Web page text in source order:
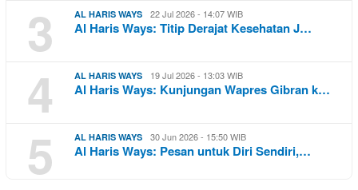
3 AL HARIS WAYS 22 Jul 2026 - 14:07 WIB
Al Haris Ways: Titip Derajat Kesehatan J…
4 AL HARIS WAYS 19 Jul 2026 - 13:03 WIB
Al Haris Ways: Kunjungan Wapres Gibran k…
5 AL HARIS WAYS 30 Jun 2026 - 15:50 WIB
Al Haris Ways: Pesan untuk Diri Sendiri,…